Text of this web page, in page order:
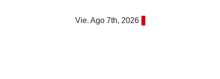
Vie. Ago 7th, 2026